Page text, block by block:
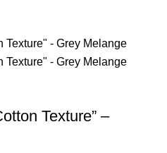
Texture” –